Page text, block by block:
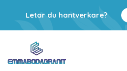
Letar du hantverkare?